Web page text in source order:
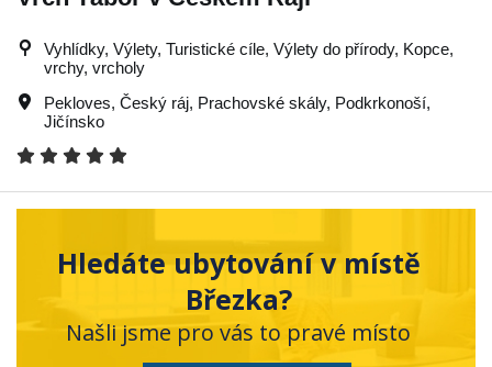
Vyhlídky, Výlety, Turistické cíle, Výlety do přírody, Kopce,
vrchy, vrcholy
Pekloves, Český ráj, Prachovské skály, Podkrkonoší,
Jičínsko
Hledáte ubytování v místě
Březka?
Našli jsme pro vás to pravé místo